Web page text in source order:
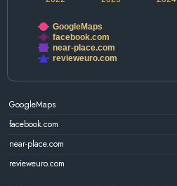
GoogleMaps
facebook.com
near-place.com
revieweuro.com
GoogleMaps
facebook.com
near-place.com
revieweuro.com